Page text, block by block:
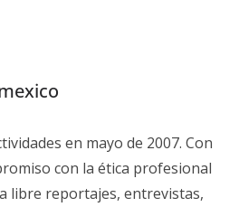
en mayo de 2007. Con
con la ética profesional
libre reportajes, entrevistas,